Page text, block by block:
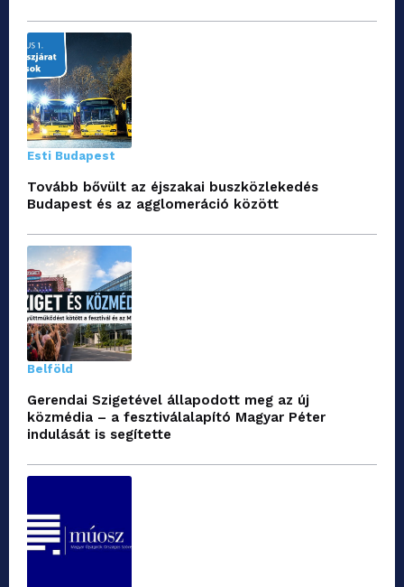
Esti Budapest
Tovább bővült az éjszakai buszközlekedés
Budapest és az agglomeráció között
Belföld
Gerendai Szigetével állapodott meg az új
közmédia – a fesztiválalapító Magyar Péter
indulását is segítette